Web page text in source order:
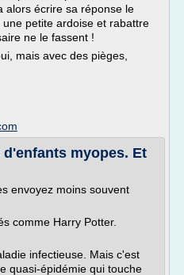
alors écrire sa réponse le
petite ardoise et rabattre
ne le fassent !
mais avec des pièges,
myopes. Et
envoyez moins souvent
comme Harry Potter.
infectieuse. Mais c'est
quasi-épidémie qui touche